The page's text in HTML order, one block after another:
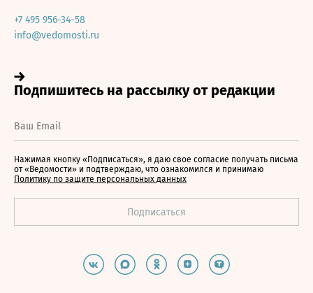
+7 495 956-34-58
info@vedomosti.ru
Нажимая кнопку «Подписаться», я даю свое согласие получать письма
от «Ведомости» и подтверждаю, что ознакомился и принимаю
Политику по защите персональных данных